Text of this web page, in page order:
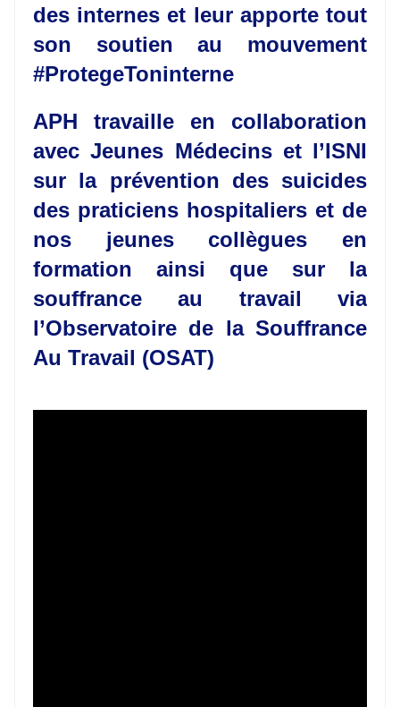
des internes et leur apporte tout
son soutien au mouvement
#ProtegeToninterne
APH travaille en collaboration
avec Jeunes Médecins et l’ISNI
sur la prévention des suicides
des praticiens hospitaliers et de
nos jeunes collègues en
formation ainsi que sur la
souffrance au travail via
l’Observatoire de la Souffrance
Au Travail (OSAT)